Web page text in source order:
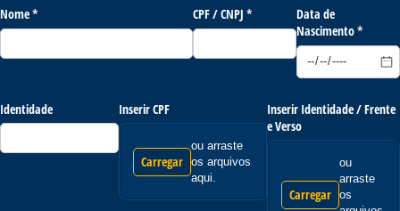
Nome*
(obrigatório) CPF /​ CNPJ *
(obrigatório)Data de
Nascimento*
Identidade Inserir CPF
Carregar
ou arraste
os arquivos
aqui.
Inserir Identidade /​ Frente
e Verso
Carregar
ou
arraste
os